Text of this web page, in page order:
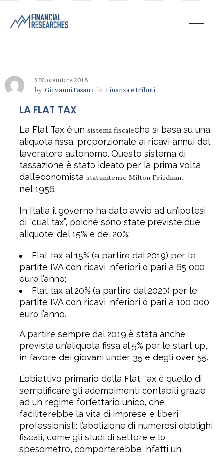
5 Novembre 2018
by Giovanni Fasano in Finanza e tributi
LA FLAT TAX
La Flat Tax è un sistema fiscaleche si basa su una
aliquota fissa, proporzionale ai ricavi annui del
lavoratore autonomo. Questo sistema di
tassazione è stato ideato per la prima volta
dall’economista statunitense Milton Friedman,
nel 1956.
In Italia il governo ha dato avvio ad un’ipotesi
di “dual tax”, poiché sono state previste due
aliquote: del 15% e del 20%:
Flat tax al 15% (a partire dal 2019) per le
partite IVA con ricavi inferiori o pari a 65 000
euro l’anno;
Flat tax al 20% (a partire dal 2020) per le
partite IVA con ricavi inferiori o pari a 100 000
euro l’anno.
A partire sempre dal 2019 è stata anche
prevista un’aliquota fissa al 5% per le start up,
in favore dei giovani under 35 e degli over 55.
L’obiettivo primario della Flat Tax è quello di
semplificare gli adempimenti contabili grazie
ad un regime forfettario unico, che
faciliterebbe la vita di imprese e liberi
professionisti: l’abolizione di numerosi obblighi
fiscali, come gli studi di settore e lo
spesometro, comporterebbe infatti un